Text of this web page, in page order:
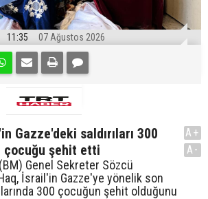
11:35 07 Ağustos 2026
Gazze'deki saldırıları 300
çocuğu şehit etti
Genel Sekreter Sözcü
Haq, İsrail'in Gazze'ye yönelik son
300 çocuğun şehit olduğunu
A+
A-